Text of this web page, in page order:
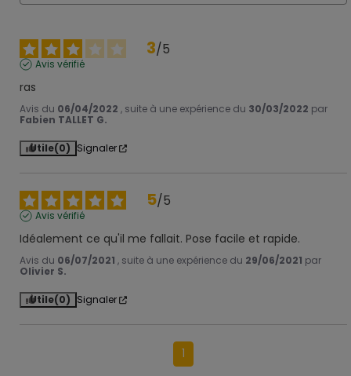
3/5
Avis vérifié
ras
Avis du 06/04/2022 , suite à une expérience du 30/03/2022 par
Fabien TALLET G.
Utile(0) Signaler
5/5
Avis vérifié
Idéalement ce qu'il me fallait. Pose facile et rapide.
Avis du 06/07/2021 , suite à une expérience du 29/06/2021 par
Olivier S.
Utile(0) Signaler
1